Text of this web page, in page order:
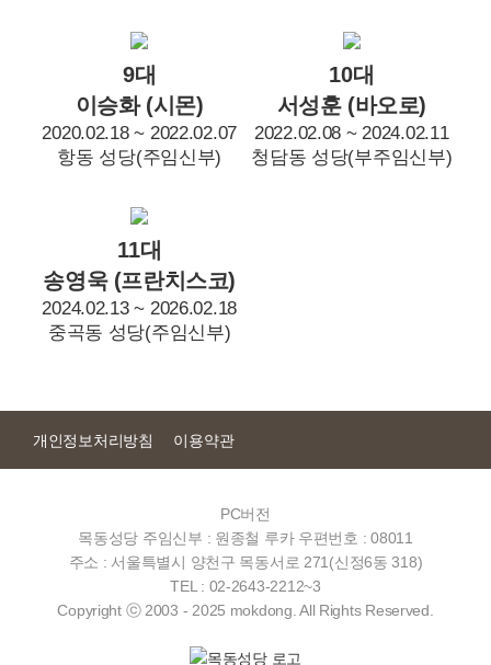
9대
이승화 (시몬)
2020.02.18 ~ 2022.02.07
항동 성당(주임신부)
10대
서성훈 (바오로)
2022.02.08 ~ 2024.02.11
청담동 성당(부주임신부)
11대
송영욱 (프란치스코)
2024.02.13 ~ 2026.02.18
중곡동 성당(주임신부)
개인정보처리방침 이용약관
PC버전
목동성당 주임신부 : 원종철 루카 우편번호 : 08011
주소 : 서울특별시 양천구 목동서로 271(신정6동 318)
TEL : 02-2643-2212~3
Copyright ⓒ 2003 - 2025 mokdong. All Rights Reserved.